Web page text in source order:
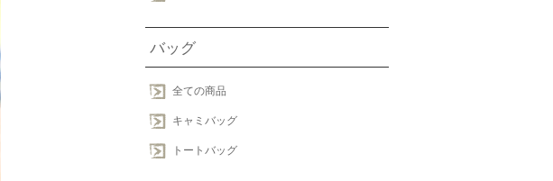
バッグ
全ての商品
キャミバッグ
トートバッグ